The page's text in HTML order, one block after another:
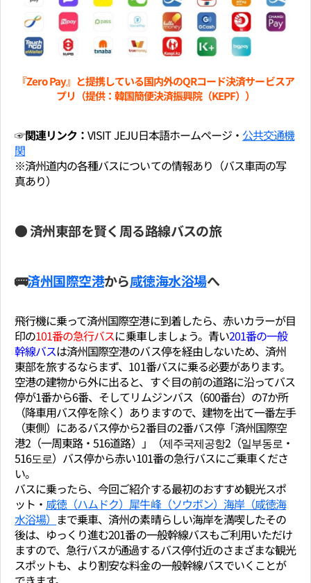
『Zero Pay』と提携している国内外のQRコード決済サービスア
プリ（提供：韓国簡便決済振興院（KEPF））
☞関連リンク：VISIT JEJU日本語ホームページ・ 公共交通機
関
※済州道内の各種バスについての情報あり（バス車両の写
真あり）
● 済州東部を賢く周る路線バスの旅
🚌済州国際空港から咸徳海水浴場へ
飛行機に乗って済州国際空港に到着したら、赤いカラーが目
印の101番の急行バスに乗車しましょう。青い201番の一般
幹線バスは済州国際空港のバス停を経由しないため、済州
東部を旅するならまず、101番バスに乗る必要があります。
空港の建物から外に出ると、すぐ目の前の道路に沿ってバス
停が1番から6番、そしてリムジンバス（600番台）の7か所
（降車用バス停を除く）ありますので、建物を出て一番左手
（東側）にあるバス停から2番目の2番バス停「済州国際空
港2（一周東路・516道路）」（제주국제공항2（일부동로・
516도로）バス停から赤い101番の急行バスにご乗車くださ
い。
バスに乗ったら、今回ご紹介する最初のおすすめ観光スポ
ット・ 咸徳（ハムドク）犀牛峰（ソウボン）海岸（咸徳海
水浴場） まで乗車、済州の素晴らしい海岸を満喫したその
後は、ゆっくり進む201番の一般幹線バスもご利用いただけ
ますので、急行バスが通過するバス停付近のさまざまな観光
スポットも、より割安な料金の一般幹線バスでいくことが